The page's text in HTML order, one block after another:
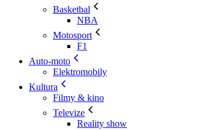
Basketbal
NBA
Motosport
F1
Auto-moto
Elektromobily
Kultura
Filmy & kino
Televize
Reality show